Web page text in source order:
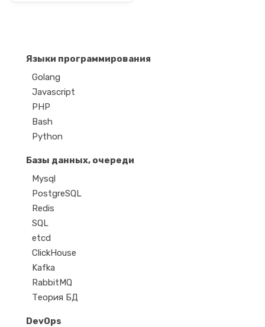
Языки программирования
Golang
Javascript
PHP
Bash
Python
Базы данных, очереди
Mysql
PostgreSQL
Redis
SQL
etcd
ClickHouse
Kafka
RabbitMQ
Теория БД
DevOps